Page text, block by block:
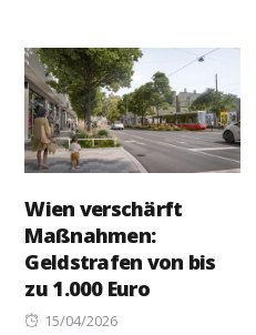
Wien verschärft
Maßnahmen:
Geldstrafen von bis
zu 1.000 Euro
Posted
15/04/2026